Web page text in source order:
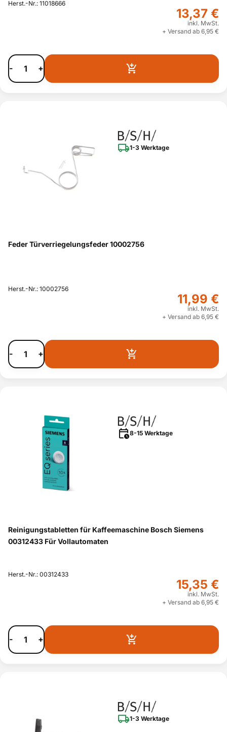
Herst.-Nr.: 11018666
13,37 €
inkl. MwSt.
+ Versand ab 6,95 €
- +
1-3 Werktage
Feder Türverriegelungsfeder 10002756
Herst.-Nr.: 10002756
11,99 €
inkl. MwSt.
+ Versand ab 6,95 €
- +
8-15 Werktage
Reinigungstabletten für Kaffeemaschine Bosch Siemens
00312433 Für Vollautomaten
Herst.-Nr.: 00312433
15,35 €
inkl. MwSt.
+ Versand ab 6,95 €
- +
1-3 Werktage